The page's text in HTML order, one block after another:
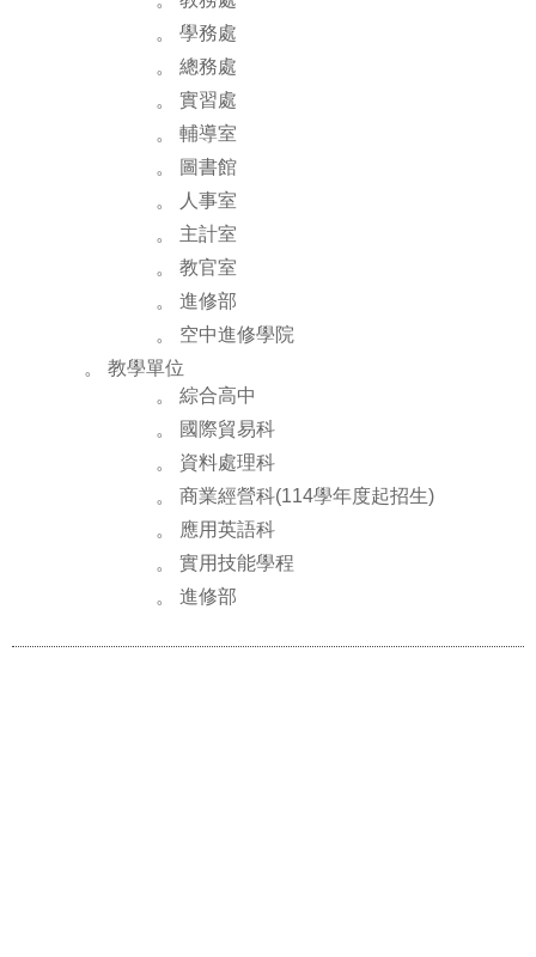
。 學務處
。 總務處
。 實習處
。 輔導室
。 圖書館
。 人事室
。 主計室
。 教官室
。 進修部
。 空中進修學院
。 教學單位
。 綜合高中
。 國際貿易科
。 資料處理科
。 商業經營科(114學年度起招生)
。 應用英語科
。 實用技能學程
。 進修部